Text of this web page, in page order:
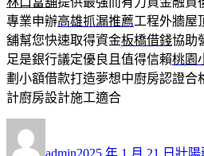
專業申辦高雄抓漏推薦工程外牆屋
舖幫您快速取得資金板橋借錢協助
足是銀行議定優良且值得信賴桃園
劃小額借款打造夢想中廚房認證合
計廚房設計施工適合
者
admin佈
2025 年 1 月 21 日 類
壯陽